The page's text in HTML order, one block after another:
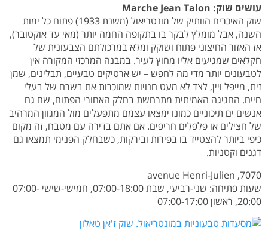
עושים שוק: Marche Jean Talon
שוק האיכרים הוותיק של מונטריאול (משנת 1933) פתוח כל ימות
השנה, אבל מומלץ לבקר בו בתקופה החמה יותר (מאי עד אוקטובר),
אז האזור החיצוני פתוח ושוקק ומלא במרכולתם הצבעונית של
חקלאים שמגיעים אליו מחוץ לעיר. במבנה המרכזי המקורה אין
לטבעונים יותר מדי מה לחפש – יש ארטיקים טבעיים, תבלינים, שמן
זית, מייפל ויין, לצד לא מעט חנויות שמוכרות את בשרם של בעלי
חיים. החגיגה האמיתית מתרחשת בחלק האחורי הפתוח, שם גם
אנשים ים תיכוניים כמונו ימצאו עצמם מתפעלים מול המגוון המרהיב
של חצילים או פלפלים חריפים. אם אתם בדירה עם מטבח, זה מקום
כיפי ביותר להצטייד בו בפירות ובירקות, כשבחלק הפנימי תמצאו גם
דגנים וקטניות.
7070, avenue Henri-Julien
שעות פתיחה: שני-רביעי, שבת 07:00-18:00, חמישי-שישי 07:00-
20:00, ראשון 07:00-17:00